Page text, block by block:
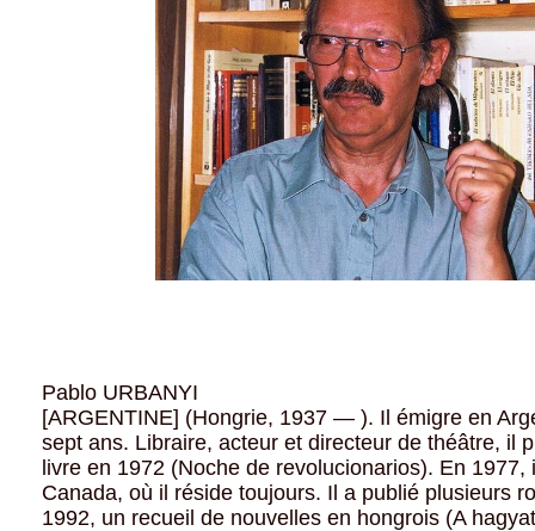
Pablo URBANYI
[ARGENTINE] (Hongrie, 1937 — ). Il émigre en
sept ans. Libraire, acteur et directeur de théâtre, il
livre en 1972 (Noche de revolucionarios). En 1977,
Canada, où il réside toujours. Il a publié plusieurs
1992, un recueil de nouvelles en hongrois (A